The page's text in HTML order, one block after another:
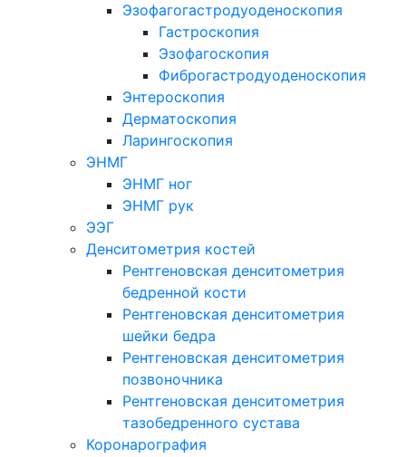
Эзофагогастродуоденоскопия
Гастроскопия
Эзофагоскопия
Фиброгастродуоденоскопия
Энтероскопия
Дерматоскопия
Ларингоскопия
ЭНМГ
ЭНМГ ног
ЭНМГ рук
ЭЭГ
Денситометрия костей
Рентгеновская денситометрия
бедренной кости
Рентгеновская денситометрия
шейки бедра
Рентгеновская денситометрия
позвоночника
Рентгеновская денситометрия
тазобедренного сустава
Коронарография